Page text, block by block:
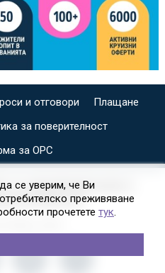
и отговори
Плащане
за поверителност
за ОРС
ЗА ИНДИВИДУАЛНИ И
КРУИЗИ НА
се уверим, че Ви
преживяване
прочетете тук.